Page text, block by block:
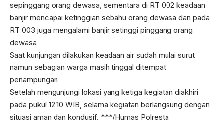
sepinggang orang dewasa, sementara di RT 002 keadaan
banjir mencapai ketinggian sebahu orang dewasa dan pada
RT 003 juga mengalami banjir setinggi pinggang orang
dewasa
Saat kunjungan dilakukan keadaan air sudah mulai surut
namun sebagian warga masih tinggal ditempat
penampungan
Setelah mengunjungi lokasi yang ketiga kegiatan diakhiri
pada pukul 12.10 WIB, selama kegiatan berlangsung dengan
situasi aman dan kondusif. ***/Humas Polresta